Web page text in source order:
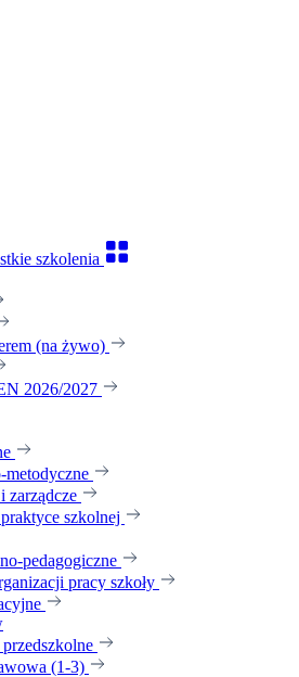
szkolenia
(na żywo)
2026/2027
zarządcze
szkolnej
pedagogiczne
pracy szkoły
(1-3)